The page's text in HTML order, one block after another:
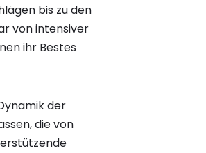
bis zu den
von intensiver
ihr Bestes
der
die von